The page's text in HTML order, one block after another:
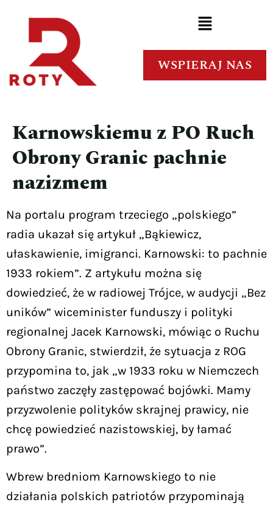
WSPIERAJ NAS
Karnowskiemu z PO Ruch
Obrony Granic pachnie
nazizmem
Na portalu program trzeciego „polskiego”
radia ukazał się artykuł „Bąkiewicz,
ułaskawienie, imigranci. Karnowski: to pachnie
1933 rokiem”. Z artykułu można się
dowiedzieć, że w radiowej Trójce, w audycji „Bez
uników” wiceminister funduszy i polityki
regionalnej Jacek Karnowski, mówiąc o Ruchu
Obrony Granic, stwierdził, że sytuacja z ROG
przypomina to, jak „w 1933 roku w Niemczech
państwo zaczęły zastępować bojówki. Mamy
przyzwolenie polityków skrajnej prawicy, nie
chcę powiedzieć nazistowskiej, by łamać
prawo”.
Wbrew bredniom Karnowskiego to nie
działania polskich patriotów przypominają